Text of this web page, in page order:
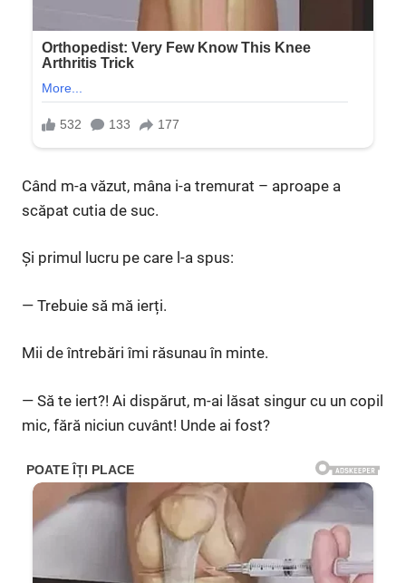
Când m-a văzut, mâna i-a tremurat – aproape a
scăpat cutia de suc.
Și primul lucru pe care l-a spus:
— Trebuie să mă ierți.
Mii de întrebări îmi răsunau în minte.
— Să te iert?! Ai dispărut, m-ai lăsat singur cu un copil
mic, fără niciun cuvânt! Unde ai fost?